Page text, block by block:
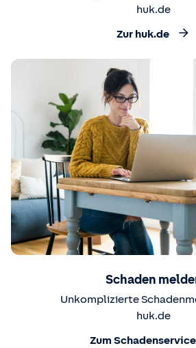
huk.de
Zur huk.de
Schaden
Unkomplizierte
huk.de
Zum Schadenservice